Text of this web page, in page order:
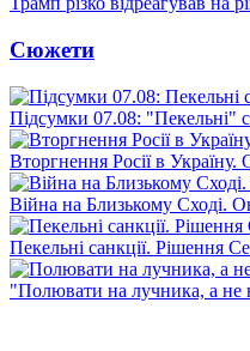
Сюжети
Підсумки 07.08: "Пекельні"
Вторгнення Росії в Україну.
Війна на Близькому Сході.
Пекельні санкції. Рішення
"Полювати на лучника, а не